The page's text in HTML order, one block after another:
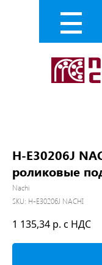
H-E30206J
роликовые
Nachi
SKU: H-E30206J NACHI
1 135,34 р. с НДС